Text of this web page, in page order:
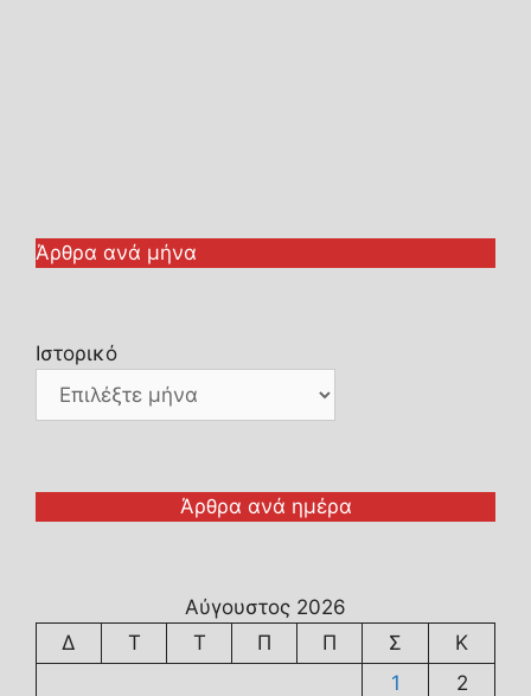
Άρθρα ανά μήνα
Ιστορικό
Άρθρα ανά ημέρα
Αύγουστος 2026
Δ
Τ Τ Π Π Σ
Κ
1
2